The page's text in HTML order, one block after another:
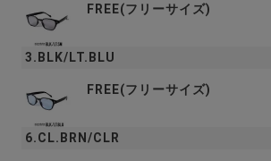
FREE(フリーサイズ)
3.BLK/LT.BLU
FREE(フリーサイズ)
6.CL.BRN/CLR